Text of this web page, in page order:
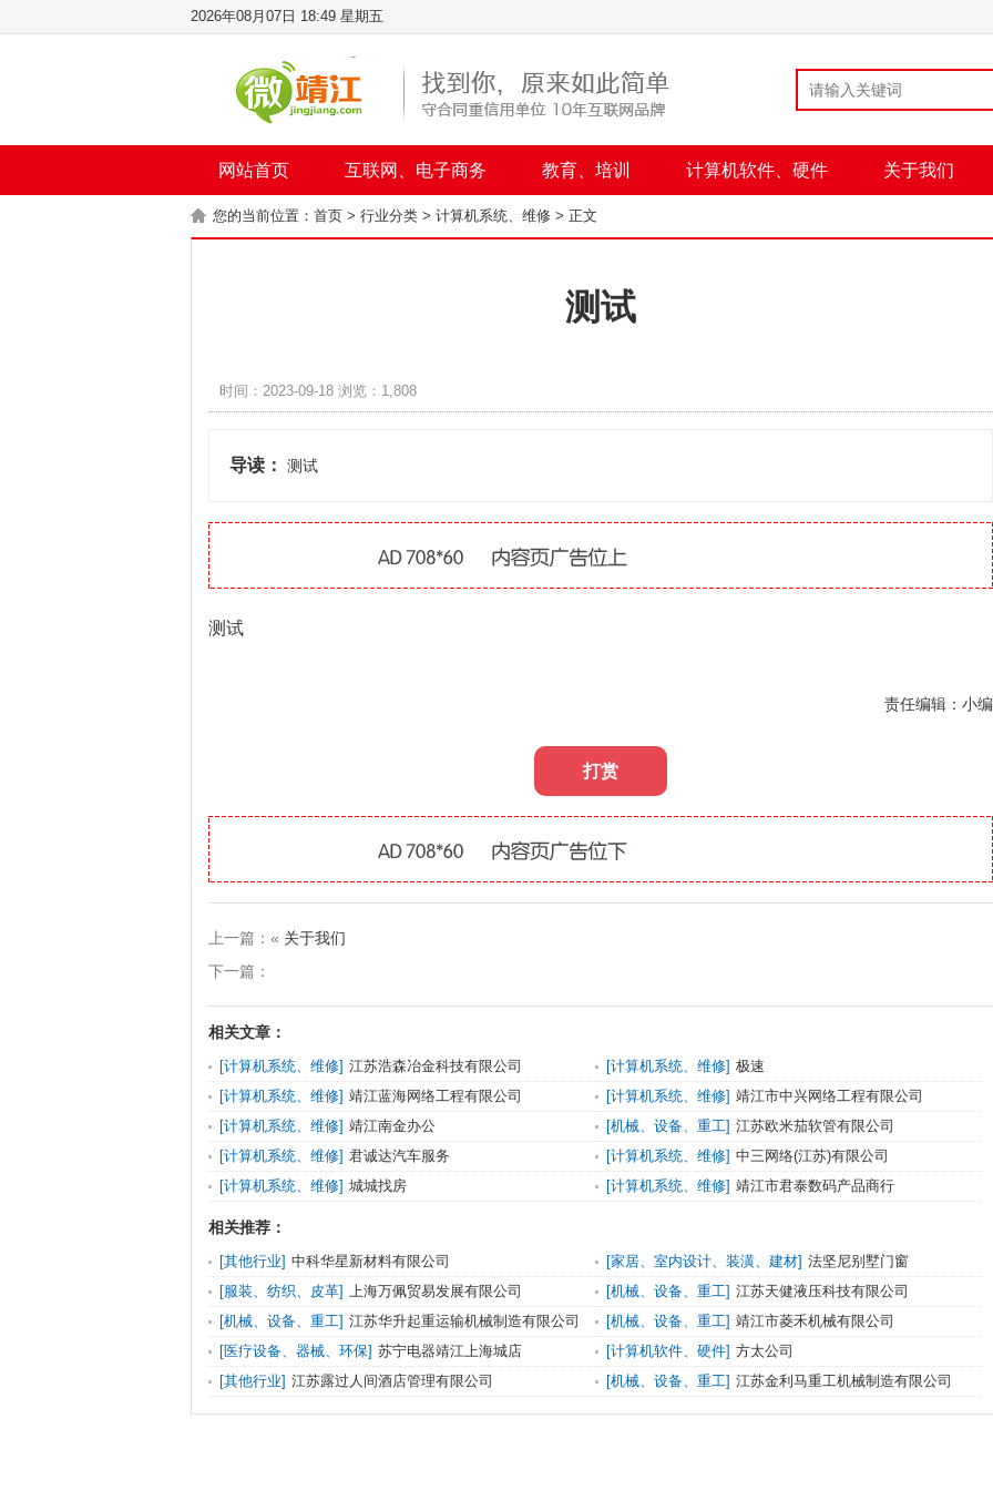
2026年08月07日 18:49 星期五
网站首页 互联网、电子商务 教育、培训 计算机软件、硬件 关于我们
您的当前位置： 首页 > 行业分类 > 计算机系统、维修 > 正文
测试
时间：2023-09-18 浏览：1,808
导读： 测试
测试
责任编辑：小编
打赏
上一篇：« 关于我们
下一篇：
相关文章：
[计算机系统、维修] 江苏浩森冶金科技有限公司 [计算机系统、维修] 极速
[计算机系统、维修] 靖江蓝海网络工程有限公司 [计算机系统、维修] 靖江市中兴网络工程有限公司
[计算机系统、维修] 靖江南金办公 [机械、设备、重工] 江苏欧米茄软管有限公司
[计算机系统、维修] 君诚达汽车服务 [计算机系统、维修] 中三网络(江苏)有限公司
[计算机系统、维修] 城城找房 [计算机系统、维修] 靖江市君泰数码产品商行
相关推荐：
[其他行业] 中科华星新材料有限公司 [家居、室内设计、装潢、建材] 法坚尼别墅门窗
[服装、纺织、皮革] 上海万佩贸易发展有限公司 [机械、设备、重工] 江苏天健液压科技有限公司
[机械、设备、重工] 江苏华升起重运输机械制造有限公司 [机械、设备、重工] 靖江市菱禾机械有限公司
[医疗设备、器械、环保] 苏宁电器靖江上海城店 [计算机软件、硬件] 方太公司
[其他行业] 江苏露过人间酒店管理有限公司 [机械、设备、重工] 江苏金利马重工机械制造有限公司